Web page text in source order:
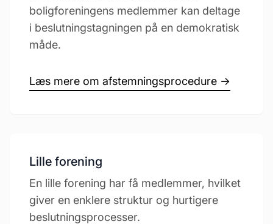
boligforeningens medlemmer kan deltage
i beslutningstagningen på en demokratisk
måde.
Læs mere om afstemningsprocedure →
Lille forening
En lille forening har få medlemmer, hvilket
giver en enklere struktur og hurtigere
beslutningsprocesser.